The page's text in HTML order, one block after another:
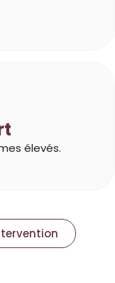
élevés.